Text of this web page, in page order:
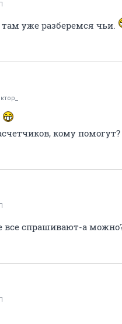
там уже разберемся чьи.
кому помогут?
спрашивают-а